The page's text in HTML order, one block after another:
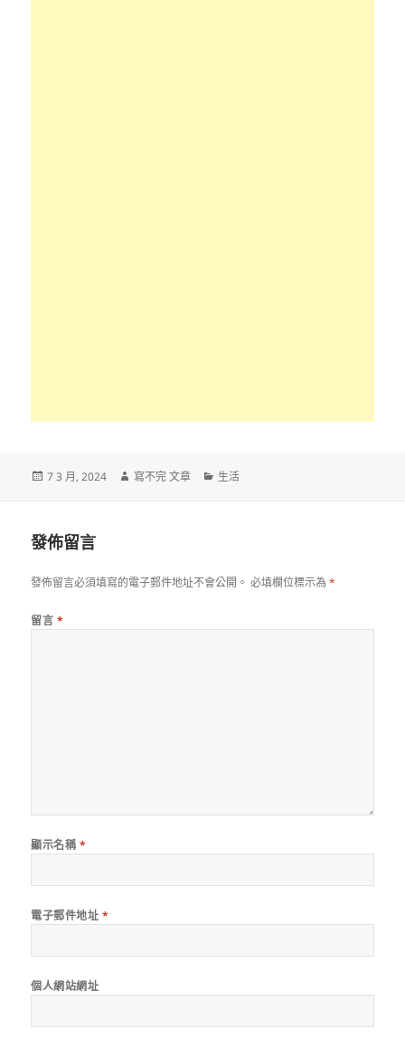
發
7 3 月, 2024
作
寫不完 文章
分
生活
發佈留言
發佈留言必須填寫的電子郵件地址不會公開。 必填欄位標示為*
留言 *
顯示名稱 *
電子郵件地址 *
個人網站網址